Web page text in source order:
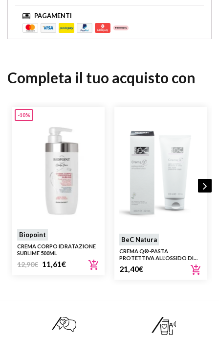
PAGAMENTI
Completa il tuo acquisto con
-10%
Biopoint
CREMA CORPO IDRATAZIONE
SUBLIME 500ML
12,90€ 11,61€
BeC Natura
CREMA Q®-PASTA
PROTETTIVA ALL’OSSIDO DI
21,40€